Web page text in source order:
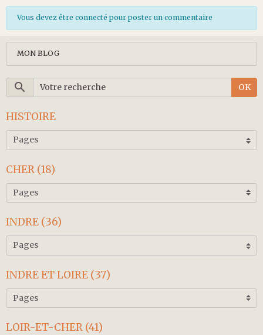
Vous devez être connecté pour poster un commentaire
MON BLOG
OK
HISTOIRE
CHER (18)
INDRE (36)
INDRE ET LOIRE (37)
LOIR-ET-CHER (41)